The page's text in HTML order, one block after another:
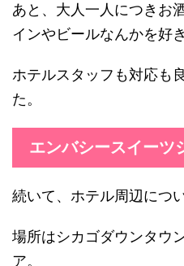
あと、大人一人につきお
インやビールなんかを好
ホテルスタッフも対応も
た。
エンバシースイーツ
続いて、ホテル周辺につ
場所はシカゴダウンタウ
ア。